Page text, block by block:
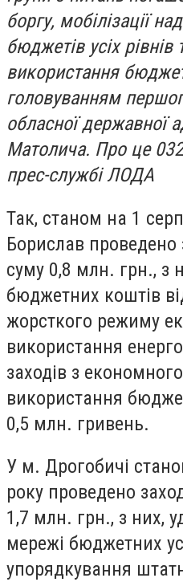
боргу, мобілізації
бюджетів усіх
використання
головуванням
обласної державної
Матолича. Про це
прес-службі ЛОДА
Так, станом на 1
Борислав проведено
суму 0,8 млн. грн., з
бюджетних коштів
жорсткого режиму
використання
заходів з
використання
0,5 млн. гривень.
У м. Дрогобичі
року проведено
1,7 млн. грн., з них,
мережі бюджетних
упорядкування